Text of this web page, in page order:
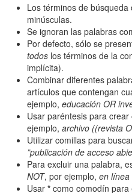
Todos los camps término del
Los términos de
minúsculas.
Se ignoran las palabras
Por defecto, sólo se
todos los términos de la
implícita).
Combinar diferentes
artículos que contengan
ejemplo, educación OR
Usar paréntesis para
ejemplo, archivo ((revista
Utilizar comillas para
”publicación de acceso
Para excluir una palabra,
NOT, por ejemplo, en
Usar * como comodín para